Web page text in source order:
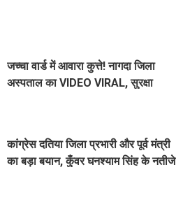
जच्चा वार्ड में आवारा कुत्ते! नागदा जिला
अस्पताल का VIDEO VIRAL, सुरक्षा
कांग्रेस दतिया जिला प्रभारी और पूर्व मंत्री
का बड़ा बयान, कुँवर घनश्याम सिंह के नतीजे